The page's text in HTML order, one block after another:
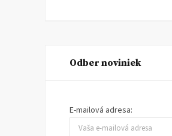
Odber noviniek
E-mailová adresa: